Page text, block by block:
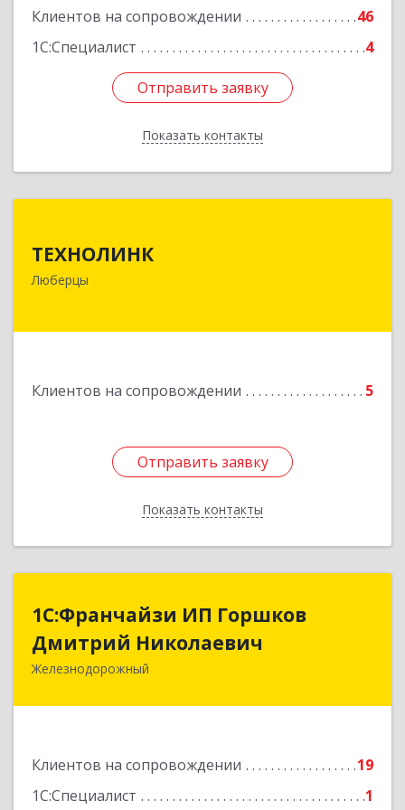
Клиентов на сопровождении
46
1С:Специалист
4
Отправить заявку
Показать контакты
Отправить заявку
Назад
ТЕХНОЛИНК
Люберцы
Клиентов на сопровождении 5
Отправить заявку
Показать контакты
Отправить заявку
Назад
1С:Франчайзи ИП Горшков
Дмитрий Николаевич
Железнодорожный
Клиентов на сопровождении
19
1С:Специалист
1
1С:Франчайзи ИП Горшков
Дмитрий Николаевич
143980, Московская обл, Железнодорожный г,